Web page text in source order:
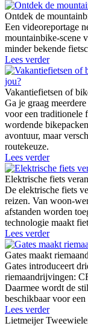
Ontdek de
Een videoreportage
mountainbike-scene
minder bekende
Lees verder
Vakantiefietsen of
Ga je graag
voor een traditionele
wordende
avontuur, maar
routekeuze.
Lees verder
Elektrische fiets
De elektrische fiets
reizen. Van woon-
afstanden worden
technologie maakt
Lees verder
Gates maakt
Gates introduceert
riemaandrijvingen:
Daarmee wordt de
beschikbaar voor
Lees verder
Lietmeijer